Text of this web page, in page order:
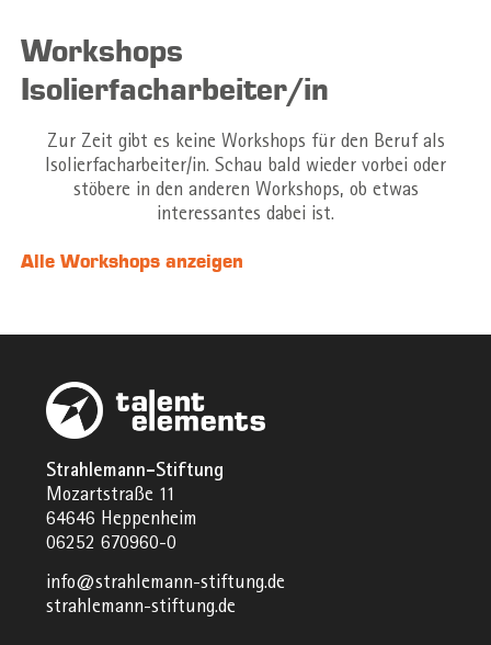
Workshops
Isolierfacharbeiter/in
Zur Zeit gibt es keine Workshops für den Beruf als
Isolierfacharbeiter/in. Schau bald wieder vorbei oder
stöbere in den anderen Workshops, ob etwas
interessantes dabei ist.
Alle Workshops anzeigen
Strahlemann-Stiftung
Mozartstraße 11
64646 Heppenheim
06252 670960-0
info@strahlemann-stiftung.de
strahlemann-stiftung.de